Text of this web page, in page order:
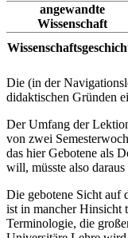
angewandte
Wissenschaft
Die (in der
didaktischen Gründen
Der Umfang der
von zwei
das hier Gebotene als
will, müsste also
Die gebotene Sicht auf
ist in mancher Hinsicht
Terminologie, die